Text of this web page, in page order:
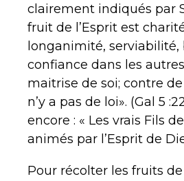
clairement indiqués par
fruit de l’Esprit est
longanimité, serviabilité,
confiance dans les
maitrise de soi; contre
n’y a pas de loi». (Gal 5
encore : « Les vrais Fils
animés par l’Esprit de
Pour récolter les fruits